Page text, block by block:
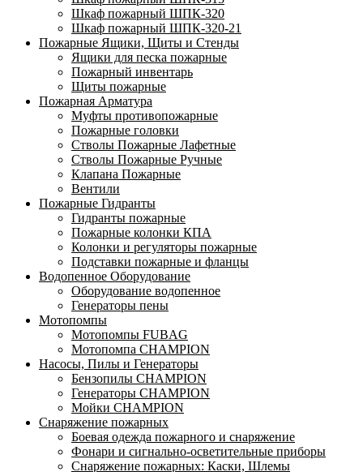
Шкаф пожарный ШПК-320
Шкаф пожарный ШПК-320-21
Пожарные Ящики, Щиты и Стенды
Ящики для песка пожарные
Пожарный инвентарь
Щиты пожарные
Пожарная Арматура
Муфты противопожарные
Пожарные головки
Стволы Пожарные Лафетные
Стволы Пожарные Ручные
Клапана Пожарные
Вентили
Пожарные Гидранты
Гидранты пожарные
Пожарные колонки КПА
Колонки и регуляторы пожарные
Подставки пожарные и фланцы
Водопенное Оборудование
Оборудование водопенное
Генераторы пены
Мотопомпы
Мотопомпы FUBAG
Мотопомпа CHAMPION
Насосы, Пилы и Генераторы
Бензопилы CHAMPION
Генераторы CHAMPION
Мойки CHAMPION
Снаряжение пожарных
Боевая одежда пожарного и снаряжение
Фонари и сигнально-осветительные приборы
Снаряжение пожарных: Каски, Шлемы